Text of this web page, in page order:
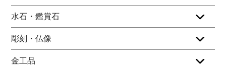
水石・鑑賞石
彫刻・仏像
金工品